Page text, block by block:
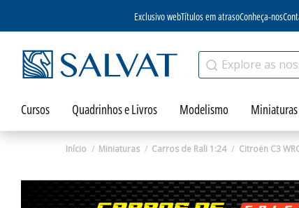
Exclusivo webTítulos em atrasoConheça-nos
Cursos Quadrinhos e Livros Modelismo Miniaturas
Início Miniaturas Carros de Rali 1:24 Citroën C3